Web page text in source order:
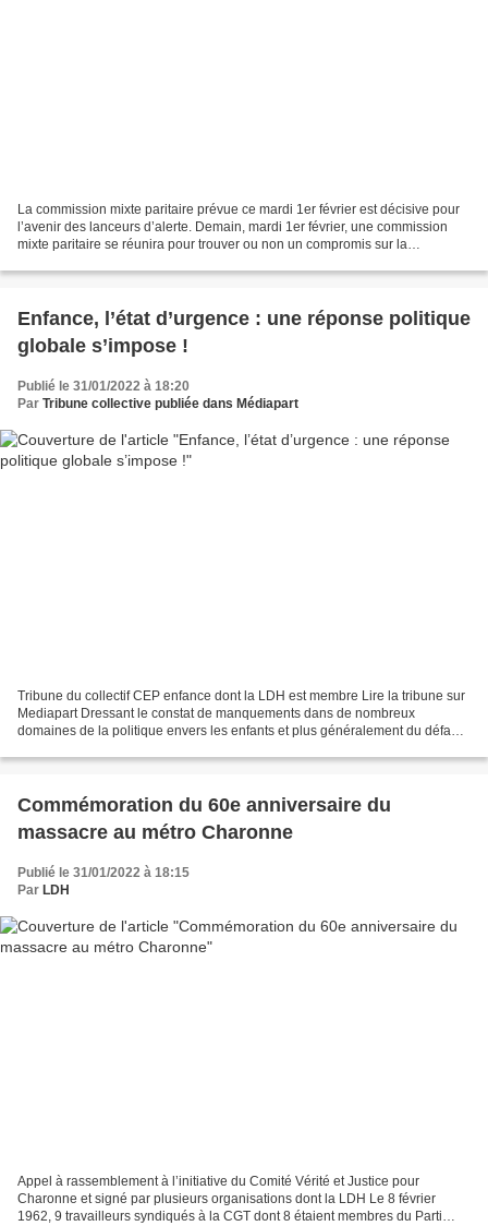
La commission mixte paritaire prévue ce mardi 1er février est décisive pour
l’avenir des lanceurs d’alerte. Demain, mardi 1er février, une commission
mixte paritaire se réunira pour trouver ou non un compromis sur la
Enfance, l’état d’urgence : une réponse politique
globale s’impose !
Publié le 31/01/2022 à 18:20
Par Tribune collective publiée dans Médiapart
Tribune du collectif CEP enfance dont la LDH est membre Lire la tribune sur
Mediapart Dressant le constat de manquements dans de nombreux
domaines de la politique envers les enfants et plus généralement du défaut
Commémoration du 60e anniversaire du
massacre au métro Charonne
Publié le 31/01/2022 à 18:15
Par LDH
Appel à rassemblement à l’initiative du Comité Vérité et Justice pour
Charonne et signé par plusieurs organisations dont la LDH Le 8 février
1962, 9 travailleurs syndiqués à la CGT dont 8 étaient membres du Parti